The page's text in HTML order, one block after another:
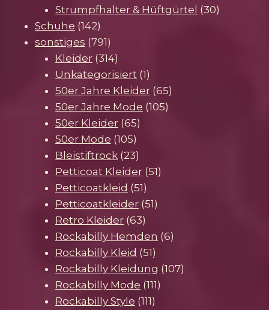
Produkte
Strumpfhalter & Hüftgürtel 3030
Schuhe 142142
Produkte
sonstiges 791791
Produkte
Kleider 314314
Produkte
Unkategorisiert 11
Produkt
50er Jahre Kleider 6565
50er Jahre Mode 105105
50er Kleider 6565
50er Mode 105105
Produkte
Bleistiftrock 2323
Produkte
Petticoat Kleider 5151
Petticoatkleid 5151
Produkte
Petticoatkleider 5151
Retro Kleider 6363
Produkte
Rockabilly Hemden 66
Rockabilly Kleid 5151
Produkte
Rockabilly Kleidung 107107
Rockabilly Mode 111111
Rockabilly Style 111111